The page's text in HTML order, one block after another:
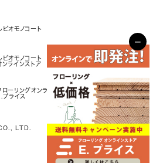
ビオモノコート
ビオモノコート
ンラインストア
ローリングオンラインストア
プライス
LTD.
−